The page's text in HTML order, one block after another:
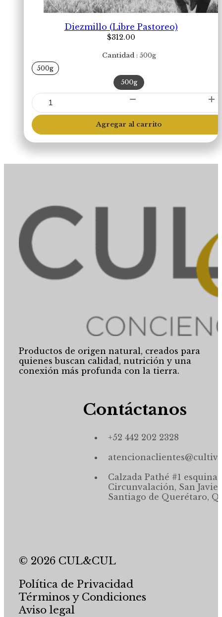
Diezmillo (Libre Pastoreo)
$312.00
Cantidad 500g
500g
500g
Diezmillo
(Libre
Pastoreo)
cantidad
Agregar al carrito
Productos de origen natural, creados para
quienes buscan calidad, nutrición y una
conexión más profunda con la tierra.
Contáctanos
+52 442 202 2328
Calzada Pathé #1 esquina,
Circunvalación, San
Santiago de Querétaro,
© 2026 CUL&CUL
Política de Privacidad
Términos y Condiciones
Aviso legal